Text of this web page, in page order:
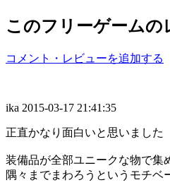
このフリーゲームの
コメント・レビューを追加する
ika 2015-03-17 21:41:35
正直かなり面白いと思いました
装備品が全部ユニークな物で集
隅々までまわろうというモチベ